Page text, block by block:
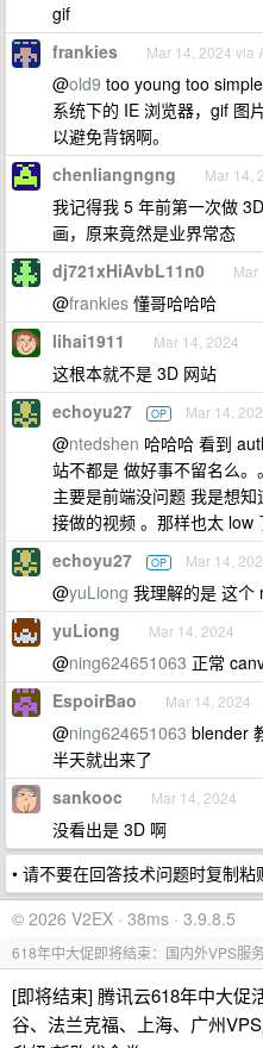
gif
frankies Mar 14, 2024 via
@old9 too young too
系统下的 IE 浏览器，gif 图
以避免背锅啊。
chenliangngng Mar 14,
我记得我 5 年前第一次做
画，原来竟然是业界常态
dj721xHiAvbL11n0 Mar
@frankies 懂哥哈哈哈
lihai1911 Mar 14, 2024
这根本就不是 3D 网站
echoyu27 OP Mar 14,
@ntedshen 哈哈哈 看到
站不都是 做好事不留名么。。
主要是前端没问题 我是想
接做的视频 。那样也太 low
echoyu27 OP Mar 14,
@yuLiong 我理解的是 这个
yuLiong Mar 14, 2024
@ning624651063 正常
EspoirBao Mar 14, 2024
@ning624651063 blender
半天就出来了
sankooc Mar 14, 2024
没看出是 3D 啊
• 请不要在回答技术问题时复制
© 2026 V2EX · 38ms · 3.9.8.5
618年中大促即将结束：国内外VPS服
[即将结束] 腾讯云618年中大促
谷、法兰克福、上海、广州